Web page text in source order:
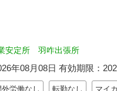
安定所 羽咋出張所
年08月08日 有効期限：
外労働なし 転勤なし マイ